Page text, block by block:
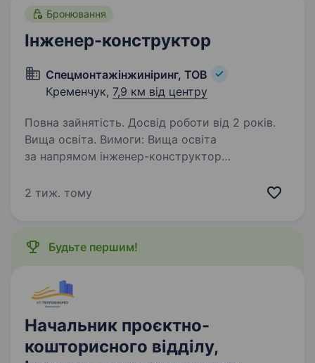
Бронювання
Інженер-конструктор
Спецмонтажінжиніринг, ТОВ
Кременчук, 7,9 км від центру
Повна зайнятість. Досвід роботи від 2 років.
Вища освіта. Вимоги: Вища освіта
за напрямом інженер-конструктор
Володіння програмами: мінімально AUTOCad;
2 тиж. тому
Будьте першим!
Начальник проєктно-
кошторисного відділу,